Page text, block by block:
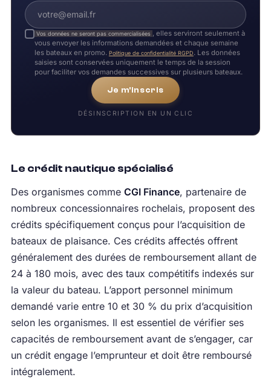
Vos données ne seront pas commercialisées , elles serviront seulement à
vous envoyer les informations demandées et chaque semaine
les bateaux en promo. Politique de confidentialité RGPD. Les données
saisies sont conservées uniquement le temps de la session
pour faciliter vos demandes successives sur plusieurs bateaux.
Je m'inscris
DÉSINSCRIPTION EN UN CLIC
Le crédit nautique spécialisé
Des organismes comme CGI Finance, partenaire de
nombreux concessionnaires rochelais, proposent des
crédits spécifiquement conçus pour l’acquisition de
bateaux de plaisance. Ces crédits affectés offrent
généralement des durées de remboursement allant de
24 à 180 mois, avec des taux compétitifs indexés sur
la valeur du bateau. L’apport personnel minimum
demandé varie entre 10 et 30 % du prix d’acquisition
selon les organismes. Il est essentiel de vérifier ses
capacités de remboursement avant de s’engager, car
un crédit engage l’emprunteur et doit être remboursé
intégralement.